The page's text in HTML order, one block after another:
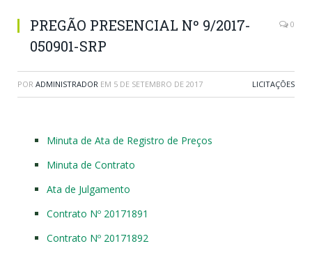
PREGÃO PRESENCIAL Nº 9/2017-
050901-SRP
0
POR ADMINISTRADOR EM 5 DE SETEMBRO DE 2017 LICITAÇÕES
Minuta de Ata de Registro de Preços
Minuta de Contrato
Ata de Julgamento
Contrato Nº 20171891
Contrato Nº 20171892